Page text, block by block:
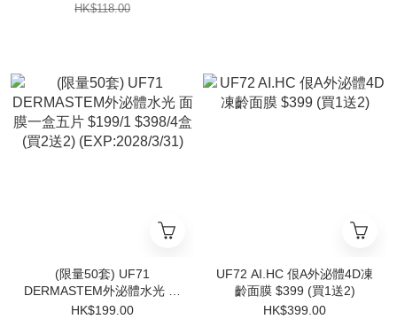
HK$118.00
(限量50套) UF71
DERMASTEM外泌體⽔光 ⾯
膜⼀盒五⽚ $199/1 $398/4
HK$199.00
UF72 AI.HC 佷A外泌體4D凍
齡面膜 $399 (買1送2)
HK$399.00